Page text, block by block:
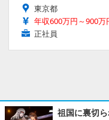
東京都
年収600万円～900万
正社員
祖国に裏切